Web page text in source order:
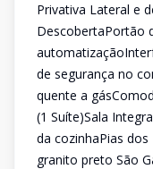
Privativa Lateral e
DescobertaPortão
de segurança no
quente a
(1 Suíte)Sala
da cozinhaPias
granito preto São